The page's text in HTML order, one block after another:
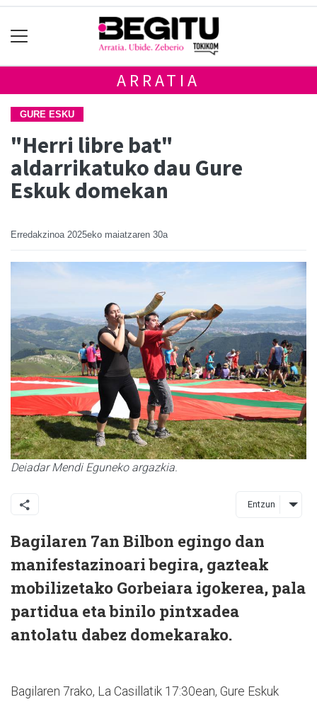
ARRATIA
GURE ESKU
"Herri libre bat"
aldarrikatuko dau Gure
Eskuk domekan
Erredakzinoa 2025eko maiatzaren 30a
Deiadar Mendi Eguneko argazkia.
Entzun
Bagilaren 7an Bilbon egingo dan
manifestazinoari begira, gazteak
mobilizetako Gorbeiara igokerea, pala
partidua eta binilo pintxadea
antolatu dabez domekarako.
Bagilaren 7rako, La Casillatik 17:30ean, Gure Eskuk